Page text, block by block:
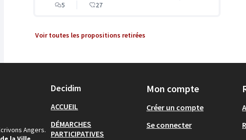
5
27
Voir toutes les propositions retirées
Angers.
Decidim
ACCUEIL
DÉMARCHES
PARTICIPATIVES
Mon compte
Créer un compte
Se connecter